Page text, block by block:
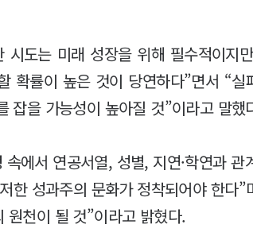
시도는 미래 성장을 위해 필수적이지
확률이 높은 것이 당연하다”면서 “
잡을 가능성이 높아질 것”이라고 말했
속에서 연공서열, 성별, 지연·학연과
한 성과주의 문화가 정착되어야 한다
원천이 될 것”이라고 밝혔다.